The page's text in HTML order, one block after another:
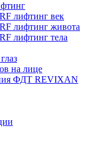
лифтинг век
лифтинг живота
лифтинг тела
на лице
ФДТ REVIXAN